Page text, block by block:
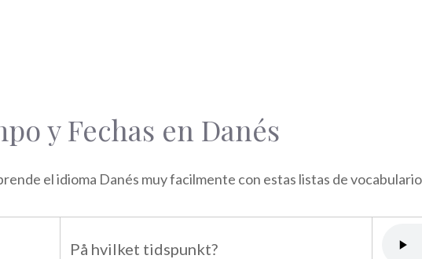
y Fechas en Danés
el idioma Danés muy facilmente con estas listas de vocabulario
På hvilket tidspunkt?